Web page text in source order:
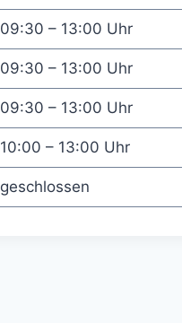
09:30 – 13:00 Uhr
09:30 – 13:00 Uhr
09:30 – 13:00 Uhr
10:00 – 13:00 Uhr
geschlossen